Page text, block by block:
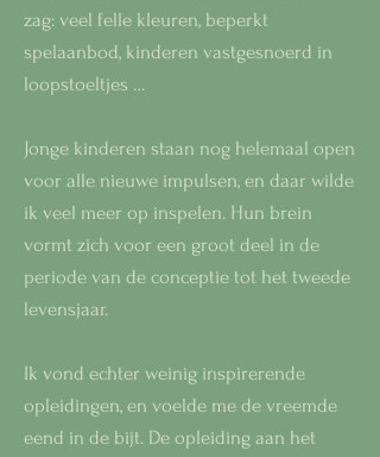
zag: veel felle kleuren, beperkt
spelaanbod, kinderen vastgesnoerd in
loopstoeltjes …
Jonge kinderen staan nog helemaal open
voor alle nieuwe impulsen, en daar wilde
ik veel meer op inspelen. Hun brein
vormt zich voor een groot deel in de
periode van de conceptie tot het tweede
levensjaar.
Ik vond echter weinig inspirerende
opleidingen, en voelde me de vreemde
eend in de bijt. De opleiding aan het